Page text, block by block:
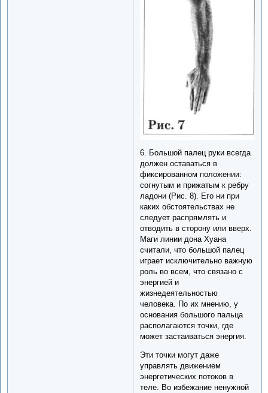
6. Большой палец руки всегда
должен оставаться в
фиксированном положении:
согнутым и прижатым к ребру
ладони (Рис. 8). Его ни при
каких обстоятельствах не
следует распрямлять и
отводить в сторону или вверх.
Маги линии дона Хуана
считали, что большой палец
играет исключительно важную
роль во всем, что связано с
энергией и
жизнедеятельностью
человека. По их мнению, у
основания большого пальца
располагаются точки, где
может застаиваться энергия.
Эти точки могут даже
управлять движением
энергетических потоков в
теле. Во избежание ненужной